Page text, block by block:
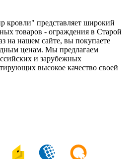
кровли" представляет широкий
товаров - ограждения в Старой
на нашем сайте, вы покупаете
ценам. Мы предлагаем
и зарубежных
высокое качество своей